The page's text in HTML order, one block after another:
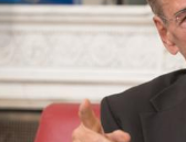
Untermenü
Untermenü